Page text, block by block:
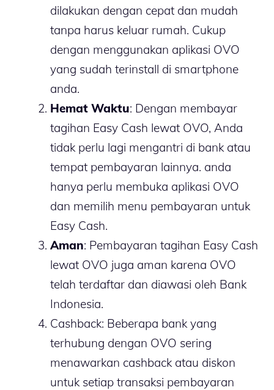
dilakukan dengan cepat dan mudah
tanpa harus keluar rumah. Cukup
dengan menggunakan aplikasi OVO
yang sudah terinstall di smartphone
anda.
Hemat Waktu: Dengan membayar
tagihan Easy Cash lewat OVO, Anda
tidak perlu lagi mengantri di bank atau
tempat pembayaran lainnya. anda
hanya perlu membuka aplikasi OVO
dan memilih menu pembayaran untuk
Easy Cash.
Aman: Pembayaran tagihan Easy Cash
lewat OVO juga aman karena OVO
telah terdaftar dan diawasi oleh Bank
Indonesia.
Cashback: Beberapa bank yang
terhubung dengan OVO sering
menawarkan cashback atau diskon
untuk setiap transaksi pembayaran